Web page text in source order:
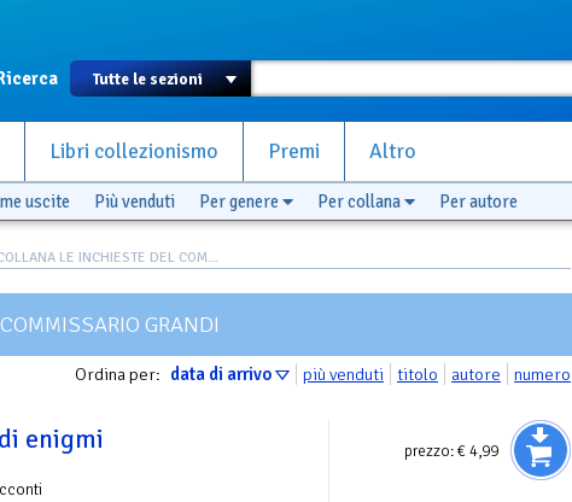
Libri collezionismo Premi Altro
uscite Più venduti Per genere Per collana Per autore
LE INCHIESTE DEL COM...
GRANDI
Ordina per: data di arrivo più venduti titolo autore numero
prezzo:€ 4,99
enigmi